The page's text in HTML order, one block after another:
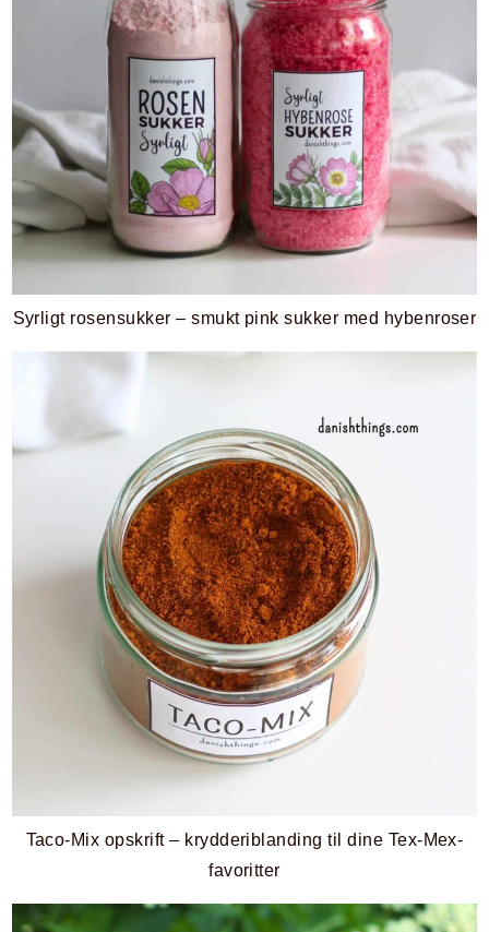
Syrligt rosensukker – smukt pink sukker med hybenroser
Taco-Mix opskrift – krydderiblanding til dine Tex-Mex-
favoritter